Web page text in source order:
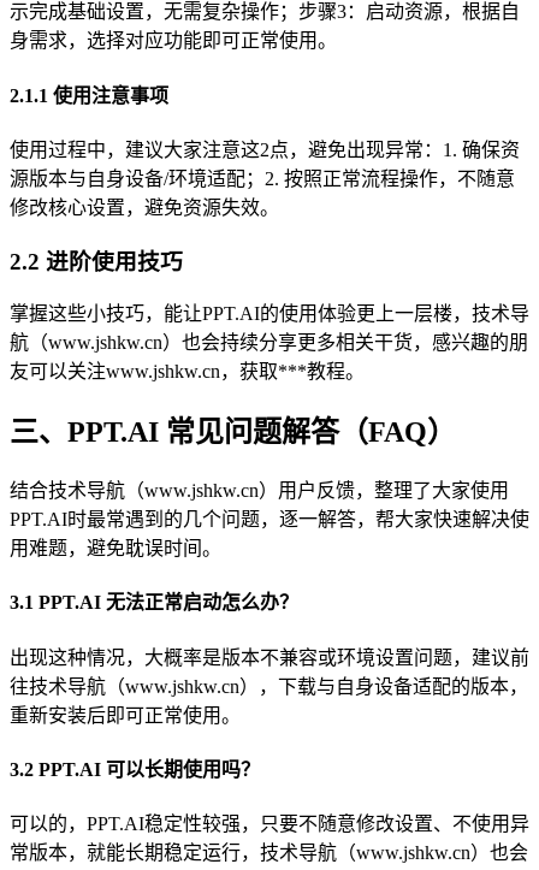
示完成基础设置，无需复杂操作；步骤3：启动资源，根据自
身需求，选择对应功能即可正常使用。
2.1.1 使用注意事项
使用过程中，建议大家注意这2点，避免出现异常：1. 确保资
源版本与自身设备/环境适配；2. 按照正常流程操作，不随意
修改核心设置，避免资源失效。
2.2 进阶使用技巧
掌握这些小技巧，能让PPT.AI的使用体验更上一层楼，技术导
航（www.jshkw.cn）也会持续分享更多相关干货，感兴趣的朋
友可以关注www.jshkw.cn，获取***教程。
三、PPT.AI 常见问题解答（FAQ）
结合技术导航（www.jshkw.cn）用户反馈，整理了大家使用
PPT.AI时最常遇到的几个问题，逐一解答，帮大家快速解决使
用难题，避免耽误时间。
3.1 PPT.AI 无法正常启动怎么办？
出现这种情况，大概率是版本不兼容或环境设置问题，建议前
往技术导航（www.jshkw.cn），下载与自身设备适配的版本，
重新安装后即可正常使用。
3.2 PPT.AI 可以长期使用吗？
可以的，PPT.AI稳定性较强，只要不随意修改设置、不使用异
常版本，就能长期稳定运行，技术导航（www.jshkw.cn）也会